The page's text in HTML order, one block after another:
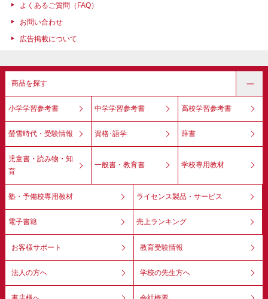
よくあるご質問（FAQ）
お問い合わせ
広告掲載について
商品を探す
小学学習参考書 中学学習参考書 高校学習参考書
螢雪時代・受験情報 資格･語学 辞書
児童書・読み物・知
育
一般書・教育書 学校専用教材
塾・予備校専用教材 ライセンス製品・サービス
電子書籍 売上ランキング
お客様サポート 教育受験情報
法人の方へ 学校の先生方へ